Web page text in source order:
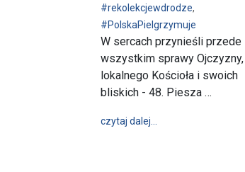
#rekolekcjewdrodze,
#PolskaPielgrzymuje
W sercach przynieśli przede
wszystkim sprawy Ojczyzny,
lokalnego Kościoła i swoich
bliskich - 48. Piesza …
czytaj dalej… wpis Świadkowie